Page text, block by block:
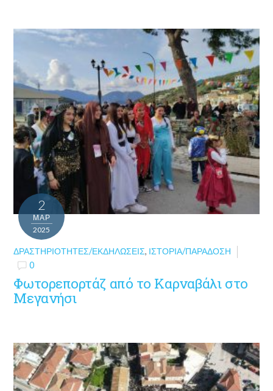
2
ΜΑΡ
2025
ΔΡΑΣΤΗΡΙΌΤΗΤΕΣ/ΕΚΔΗΛΏΣΕΙΣ, ΙΣΤΟΡΊΑ/ΠΑΡΆΔΟΣΗ
0
Φωτορεπορτάζ από το Καρναβάλι στο
Μεγανήσι